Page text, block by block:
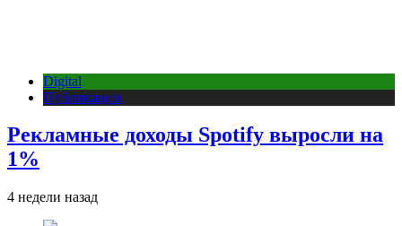
Digital
Публикации
Рекламные доходы Spotify выросли на
1%
4 недели назад